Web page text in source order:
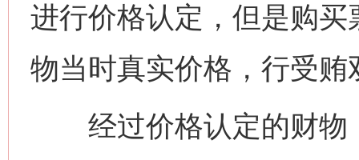
进行价格认定，但是购
物当时真实价格，行受
经过价格认定的财物